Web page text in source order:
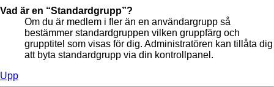
Vad är en “Standardgrupp”?
Om du är medlem i fler än en användargrupp så
bestämmer standardgruppen vilken gruppfärg och
grupptitel som visas för dig. Administratören kan tillåta dig
att byta standardgrupp via din kontrollpanel.
Upp